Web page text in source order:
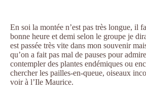
En soi la montée n’est pas très longue, il
bonne heure et demi selon le groupe je
est passée très vite dans mon souvenir
qu’on a fait pas mal de pauses pour
contempler des plantes endémiques ou
chercher les pailles-en-queue, oiseaux
voir à l’Ile Maurice.